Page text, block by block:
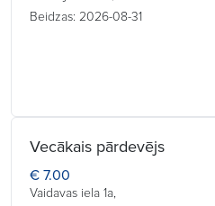
Beidzas: 2026-08-31
Vecākais pārdevējs
€ 7.00
Vaidavas iela 1a,